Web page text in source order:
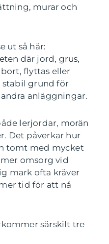
murar och
ut så här:
där jord, grus,
flyttas eller
stabil grund för
anläggningar.
lerjordar, morän
Det påverkar hur
tomt med mycket
omsorg vid
mark ofta kräver
tid för att nå
särskilt tre